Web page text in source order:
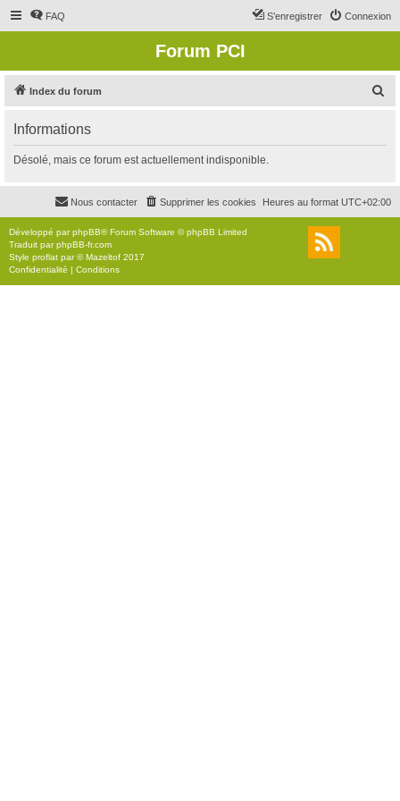
FAQ Connexion
S’enregistrer
Forum PCI
Index du forum
r
c
r
Informations
Désolé, mais ce forum est actuellement indisponible.
Heures au format UTC+02:00
Supprimer les cookies
Nous contacter
Développé parphpBB® Forum Software © phpBB Limited
Traduit parphpBB-fr.com
Style proflat par ©Mazeltof 2017
Confidentialité | Conditions